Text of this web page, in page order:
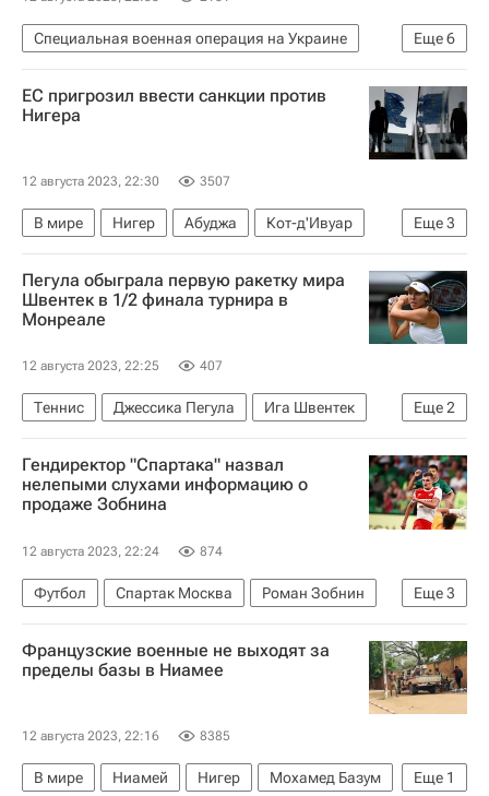
Еще6
Специальная военная операция на Украине
В мире
Донецк
Донецкая Народная Республика
ЕС пригрозил ввести санкции против
Нигера
12 августа 2023, 22:30 3507
Еще3
В мире Нигер Абуджа
Кот-д'Ивуар
Мохамед Базум
Евросоюз
Переворот в Нигере — 2023
Пегула обыграла первую ракетку мира
Швентек в 1/2 финала турнира в
Монреале
12 августа 2023, 22:25 407
Еще2
Теннис Джессика Пегула
Ига Швентек
Людмила Самсонова
WTA Монреаль
Гендиректор "Спартака" назвал
нелепыми слухами информацию о
продаже Зобнина
12 августа 2023, 22:24 874
Еще3
Футбол Спартак Москва
Роман Зобнин
Футбольные трансферы и слухи
Трансферы
Трансферы в РПЛ
Французские военные не выходят за
пределы базы в Ниамее
12 августа 2023, 22:16 8385
Еще 1
В мире Ниамей Нигер
Мохамед Базум